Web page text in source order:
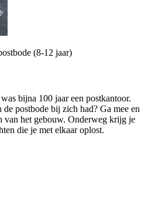
(8-12 jaar)
bijna 100 jaar een postkantoor.
postbode bij zich had? Ga mee en
van het gebouw. Onderweg krijg je
die je met elkaar oplost.